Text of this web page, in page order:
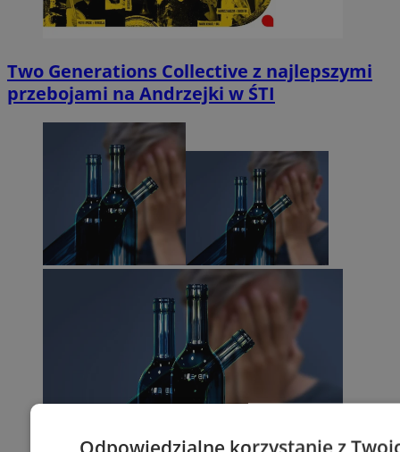
Two Generations Collective z najlepszymi
przebojami na Andrzejki w ŚTI
Odpowiedzialne korzystanie z